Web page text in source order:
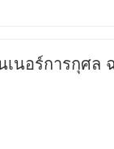
เนอร์การกุศล